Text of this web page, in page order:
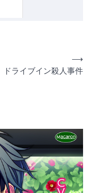
ドライブイン殺人事件
⟶